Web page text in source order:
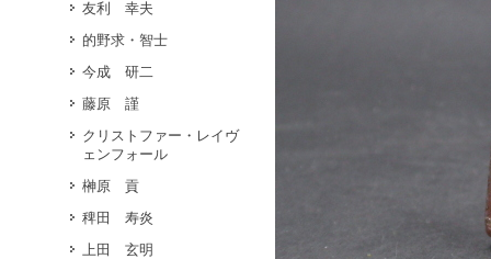
友利 幸夫
的野求・智士
今成 研二
藤原 謹
クリストファー・レイヴ
ェンフォール
榊原 貢
稗田 寿炎
上田 玄明